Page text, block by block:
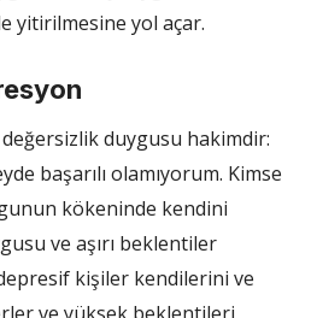
yitirilmesine yol açar.
duygusu hakimdir:
başarılı olamıyorum. Kimse
kökeninde kendini
ve aşırı beklentiler
kişiler kendilerini ve
ve yüksek beklentileri